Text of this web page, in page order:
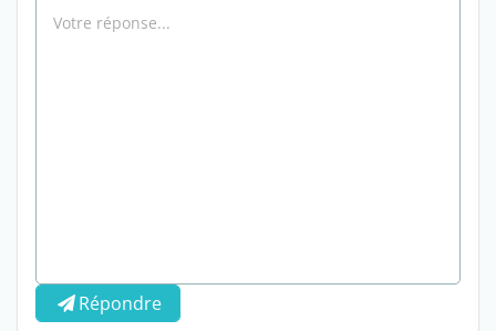
Répondre